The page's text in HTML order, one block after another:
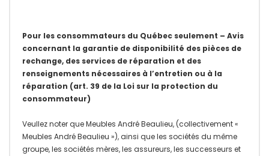
Pour les consommateurs du Québec seulement – Avis
concernant la garantie de disponibilité des pièces de
rechange, des services de réparation et des
renseignements nécessaires à l’entretien ou à la
réparation (art. 39 de la Loi sur la protection du
consommateur)
Veullez noter que Meubles André Beaulieu, (collectivement «
Meubles André Beaulieu »), ainsi que les sociétés du même
groupe, les sociétés mères, les assureurs, les successeurs et